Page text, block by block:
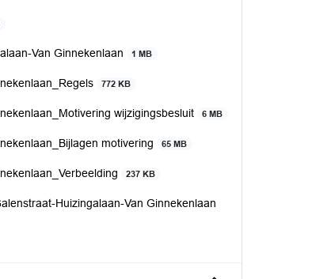
Van Ginnekenlaan 1 MB
772 KB
wijzigingsbesluit 6 MB
motivering 65 MB
237 KB
Huizingalaan-Van Ginnekenlaan